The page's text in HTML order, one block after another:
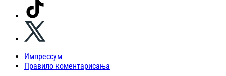
Импрессум
Правило коментарисања